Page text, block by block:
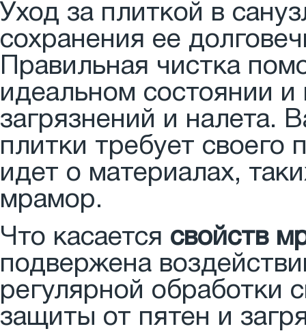
Уход за плиткой в
сохранения ее
Правильная чистка
идеальном состоянии
загрязнений и налета.
плитки требует своего
идет о материалах,
мрамор.
Что касается свойств
подвержена
регулярной обработки
защиты от пятен и